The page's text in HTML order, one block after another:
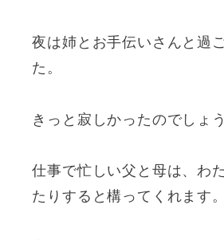
夜は姉とお手伝いさんと過
た。
きっと寂しかったのでしょう
仕事で忙しい父と母は、わ
たりすると構ってくれます。